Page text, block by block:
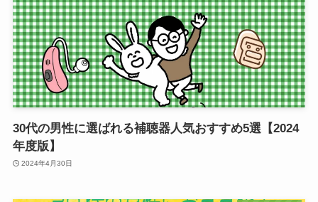
30代の男性に選ばれる補聴器人気おすすめ5選【2024
年度版】
2024年4月30日